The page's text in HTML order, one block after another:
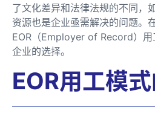
了文化差异和法律法规的不同，
资源也是企业亟需解决的问题。
EOR（Employer of Record）用
企业的选择。
EOR用工模